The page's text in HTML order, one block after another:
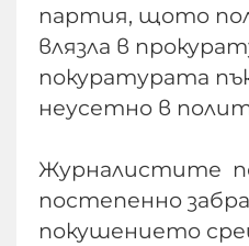
партия, щото
влязла в
покуратурата
неусетно в
Журналистите
постепенно
покушението